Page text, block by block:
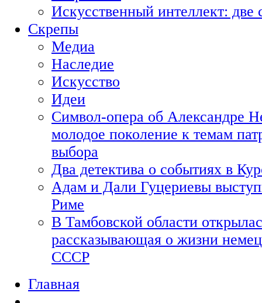
Искусственный интеллект:
Скрепы
Медиа
Наследие
Искусство
Идеи
Символ-опера об Александре
молодое поколение к темам
выбора
Два детектива о событиях в
Адам и Дали Гуцериевы
Риме
В Тамбовской области
рассказывающая о жизни
СССР
Главная